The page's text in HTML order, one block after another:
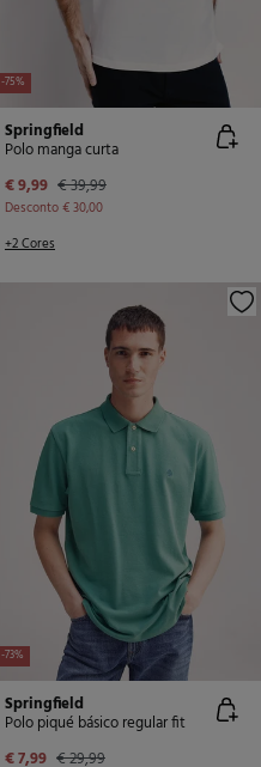
-75%
Springfield
Polo manga curta
€ 9,99 € 39,99
Desconto€ 30,00
+2 Cores
-73%
Springfield
Polo piqué básico regular fit
€ 7,99 € 29,99